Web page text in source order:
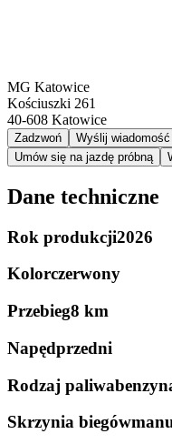
MG Katowice
Kościuszki 261
40-608 Katowice
Zadzwoń
Wyślij wiadomość
Umów się na jazdę próbną
Dane techniczne
Rok produkcji2026
Kolorczerwony
Przebieg8 km
Napędprzedni
Rodzaj paliwa
Skrzynia biegów